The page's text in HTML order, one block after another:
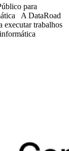
para
A DataRoad
executar trabalhos